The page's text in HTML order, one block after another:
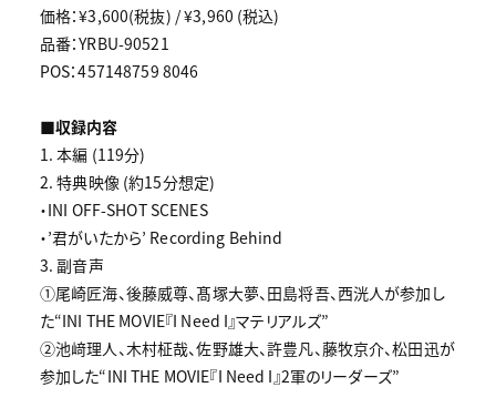
価格：¥3,600(税抜) / ¥3,960 (税込)
品番：YRBU-90521
POS：457148759 8046
■収録内容
1. 本編 (119分)
2. 特典映像 (約15分想定)
・INI OFF-SHOT SCENES
・’君がいたから’ Recording Behind
3. 副音声
①尾崎匠海、後藤威尊、髙塚大夢、田島将吾、西洸人が参加し
た“INI THE MOVIE『I Need I』マテリアルズ”
②池﨑理人、木村柾哉、佐野雄大、許豊凡、藤牧京介、松田迅が
参加した“INI THE MOVIE『I Need I』2軍のリーダーズ”